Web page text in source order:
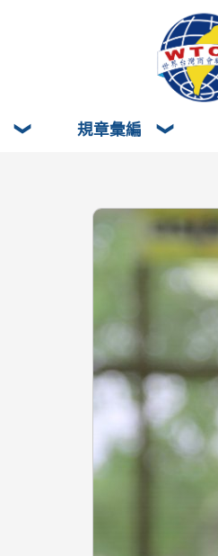
規章彙編